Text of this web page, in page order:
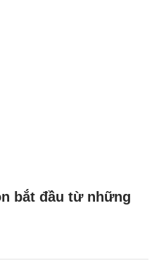
bắt đầu từ những